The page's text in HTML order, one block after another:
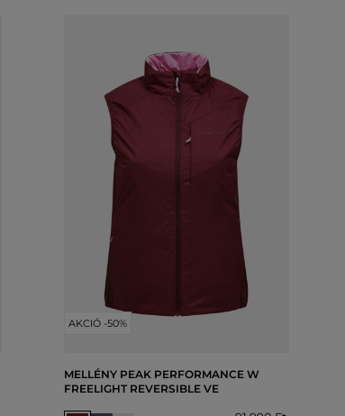
AKCIÓ -50%
MELLÉNY PEAK PERFORMANCE W
FREELIGHT REVERSIBLE VE